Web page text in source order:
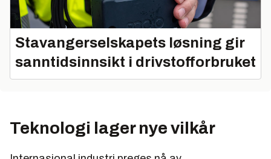
Stavangerselskapets løsning gir
sanntidsinnsikt i drivstofforbruket
Teknologi lager nye vilkår